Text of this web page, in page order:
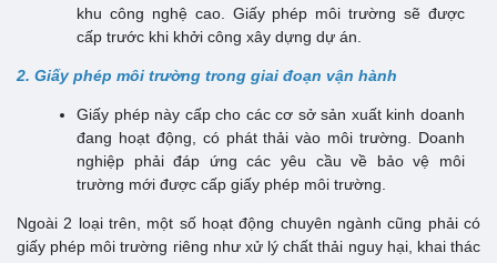
khu công nghệ cao. Giấy phép môi trường sẽ được
cấp trước khi khởi công xây dựng dự án.
2. Giấy phép môi trường trong giai đoạn vận hành
Giấy phép này cấp cho các cơ sở sản xuất kinh doanh
đang hoạt động, có phát thải vào môi trường. Doanh
nghiệp phải đáp ứng các yêu cầu về bảo vệ môi
trường mới được cấp giấy phép môi trường.
Ngoài 2 loại trên, một số hoạt động chuyên ngành cũng phải có
giấy phép môi trường riêng như xử lý chất thải nguy hại, khai thác